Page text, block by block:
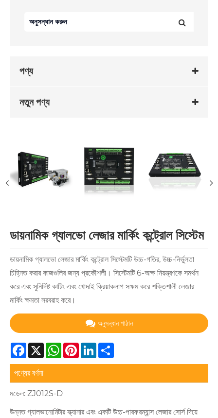
পণ্য
নতুন পণ্য
ডায়নামিক গ্যালভো লেজার মার্কিং কন্ট্রোল সিস্টেম
ডায়নামিক গ্যালভো লেজার মার্কিং কন্ট্রোল সিস্টেমটি উচ্চ-গতির, উচ্চ-নির্ভুলতা
চিহ্নিত করার কাজগুলির জন্য প্রকৌশলী। সিস্টেমটি 6-অক্ষ নিয়ন্ত্রণকে সমর্থন
করে এবং সুনির্দিষ্ট কাটিং এবং খোদাই ক্রিয়াকলাপ সক্ষম করে শক্তিশালী লেজার
মার্কিং ক্ষমতা সরবরাহ করে।
অনুসন্ধান পাঠান
Facebook
X WhatsApp
Pinterest
LinkedIn
পণ্যের বর্ণনা
মডেল: ZJ012S-D
উন্নত গ্যালভানোমিটার স্ক্যানার এবং একটি উচ্চ-পারফরম্যান্স লেজার সোর্স দিয়ে